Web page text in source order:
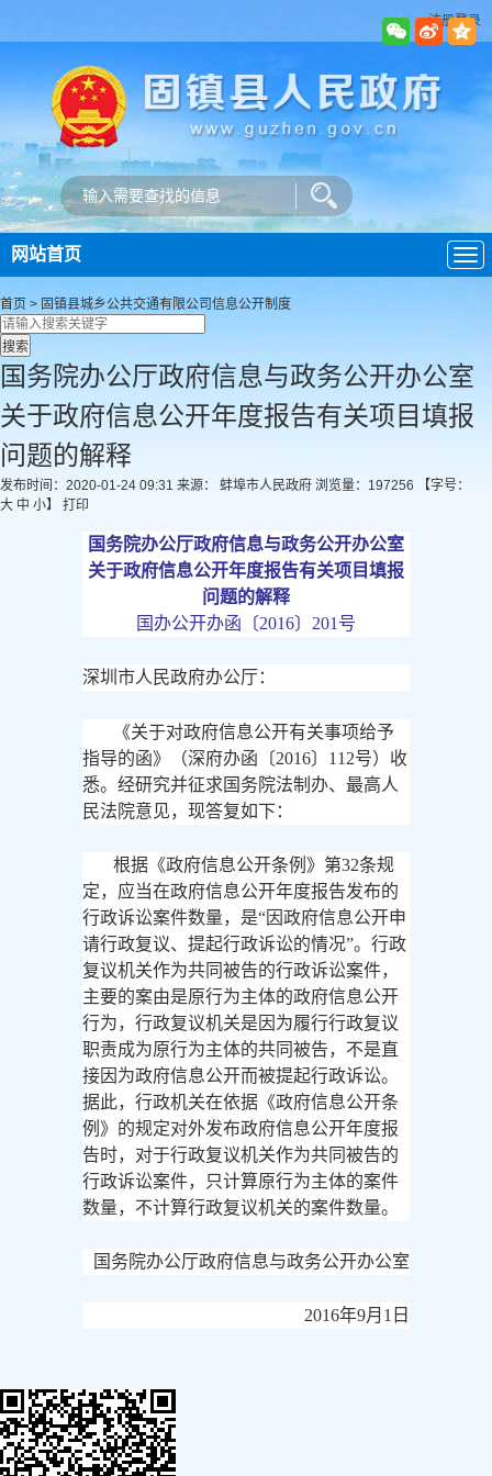
注册登录
导
航
网站首页
首页 > 固镇县城乡公共交通有限公司 信息公开制度
国务院办公厅政府信息与政务公开办公室
关于政府信息公开年度报告有关项目填报
问题的解释
发布时间：2020-01-24 09:31 来源： 蚌埠市人民政府 浏览量： 197256
【字号：
大 中 小】 打印
国务院办公厅政府信息与政务公开办公室
关于政府信息公开年度报告有关项目填报
问题的解释
国办公开办函〔2016〕201号
深圳市人民政府办公厅：
《关于对政府信息公开有关事项给予
指导的函》（深府办函〔2016〕112号）收
悉。经研究并征求国务院法制办、最高人
民法院意见，现答复如下：
根据《政府信息公开条例》第32条规
定，应当在政府信息公开年度报告发布的
行政诉讼案件数量，是“因政府信息公开申
请行政复议、提起行政诉讼的情况”。行政
复议机关作为共同被告的行政诉讼案件，
主要的案由是原行为主体的政府信息公开
行为，行政复议机关是因为履行行政复议
职责成为原行为主体的共同被告，不是直
接因为政府信息公开而被提起行政诉讼。
据此，行政机关在依据《政府信息公开条
例》的规定对外发布政府信息公开年度报
告时，对于行政复议机关作为共同被告的
行政诉讼案件，只计算原行为主体的案件
数量，不计算行政复议机关的案件数量。
国务院办公厅政府信息与政务公开办公室
2016年9月1日